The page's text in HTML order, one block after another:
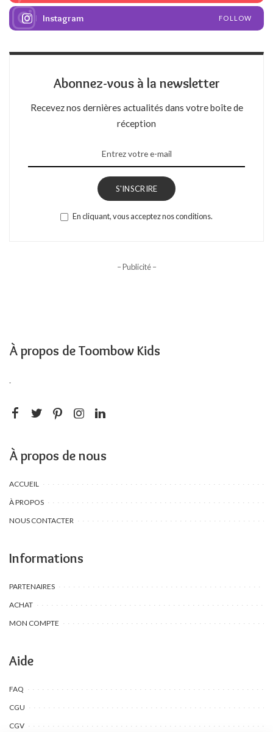
Instagram FOLLOW
Abonnez-vous à la newsletter
Recevez nos dernières actualités dans votre boîte de
réception
S'INSCRIRE
En cliquant, vous acceptez nos conditions.
– Publicité –
À propos de Toombow Kids
.
À propos de nous
ACCUEIL
À PROPOS
NOUS CONTACTER
Informations
PARTENAIRES
ACHAT
MON COMPTE
Aide
FAQ
CGU
CGV